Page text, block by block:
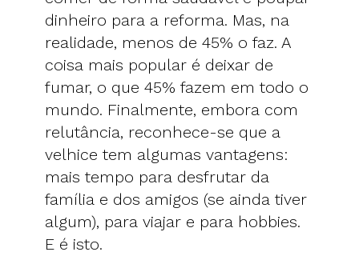
dinheiro para a reforma. Mas, na
realidade, menos de 45% o faz. A
coisa mais popular é deixar de
fumar, o que 45% fazem em todo o
mundo. Finalmente, embora com
relutância, reconhece-se que a
velhice tem algumas vantagens:
mais tempo para desfrutar da
família e dos amigos (se ainda tiver
algum), para viajar e para hobbies.
E é isto.